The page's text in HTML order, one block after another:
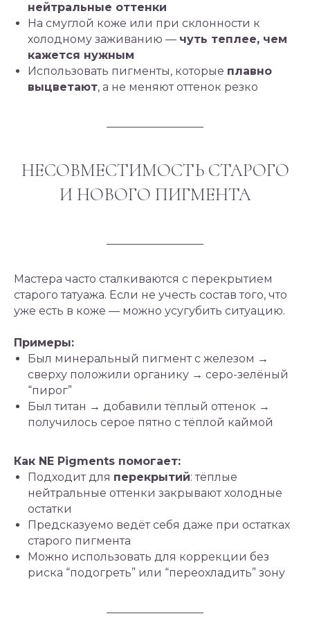
нейтральные оттенки
На смуглой коже или при склонности к
холодному заживанию — чуть теплее, чем
кажется нужным
Использовать пигменты, которые плавно
выцветают, а не меняют оттенок резко
НЕСОВМЕСТИМОСТЬ СТАРОГО
И НОВОГО ПИГМЕНТА
Мастера часто сталкиваются с перекрытием
старого татуажа. Если не учесть состав того, что
уже есть в коже — можно усугубить ситуацию.
Примеры:
Был минеральный пигмент с железом →
сверху положили органику → серо-зелёный
“пирог”
Был титан → добавили тёплый оттенок →
получилось серое пятно с тёплой каймой
Как NE Pigments помогает:
Подходит для перекрытий: тёплые
нейтральные оттенки закрывают холодные
остатки
Предсказуемо ведёт себя даже при остатках
старого пигмента
Можно использовать для коррекции без
риска “подогреть” или “переохладить” зону